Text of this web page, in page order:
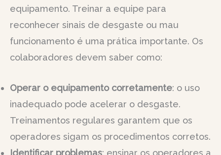
equipamento. Treinar a equipe para
reconhecer sinais de desgaste ou mau
funcionamento é uma prática importante. Os
colaboradores devem saber como:
Operar o equipamento corretamente: o uso
inadequado pode acelerar o desgaste.
Treinamentos regulares garantem que os
operadores sigam os procedimentos corretos.
Identificar problemas: ensinar os operadores a